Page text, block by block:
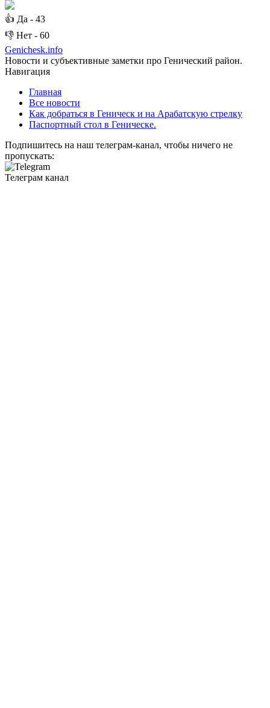
👍 Да - 43
👎 Нет - 60
Genichesk.info
Новости и субъективные заметки про Генический район.
Навигация
Главная
Все новости
Как добраться в Геническ и на Арабатскую стрелку
Паспортный стол в Геническе.
Подпишитесь на наш телеграм-канал, чтобы ничего не
пропускать:
Телеграм канал